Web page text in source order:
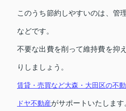
このうち節約しやすいのは、管
などです。
不要な出費を削って維持費を抑
りしましょう。
賃貸・売買など大森・大田区の不
ドヤ不動産がサポートいたします